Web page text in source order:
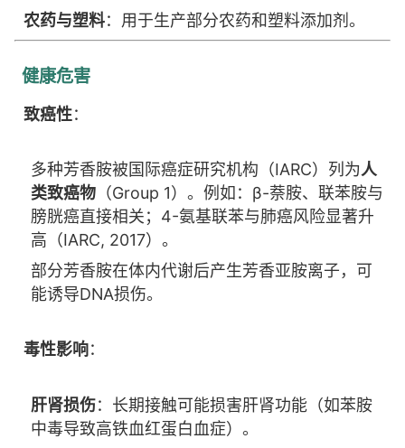
农药与塑料：用于生产部分农药和塑料添加剂。
健康危害
致癌性：
多种芳香胺被国际癌症研究机构（IARC）列为人
类致癌物（Group 1）。例如：β-萘胺、联苯胺与
膀胱癌直接相关；4-氨基联苯与肺癌风险显著升
高（IARC, 2017）。
部分芳香胺在体内代谢后产生芳香亚胺离子，可
能诱导DNA损伤。
毒性影响：
肝肾损伤：长期接触可能损害肝肾功能（如苯胺
中毒导致高铁血红蛋白血症）。